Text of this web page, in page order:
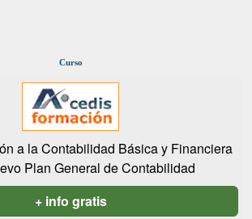
Curso
a la Contabilidad Básica y Financiera
Plan General de Contabilidad
+ info gratis